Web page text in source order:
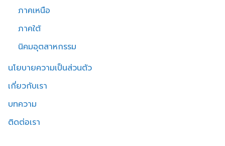
ภาคเหนือ
ภาคใต้
นิคมอุตสาหกรรม
นโยบายความเป็นส่วนตัว
เกี่ยวกับเรา
บทความ
ติดต่อเรา